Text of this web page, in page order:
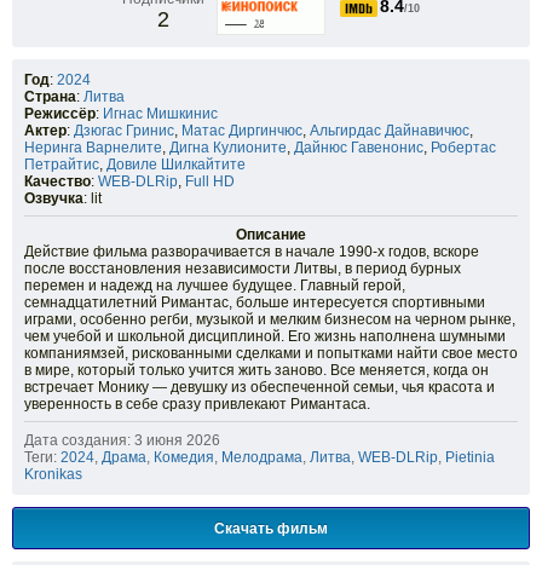
2
8.4/10
Год: 2024
Страна: Литва
Режиссёр: Игнас Мишкинис
Актер: Дзюгас Гринис, Матас Диргинчюс, Альгирдас Дайнавичюс,
Неринга Варнелите, Дигна Кулионите, Дайнюс Гавенонис, Робертас
Петрайтис, Довиле Шилкайтите
Качество: WEB-DLRip, Full HD
Озвучка: lit
Описание
Действие фильма разворачивается в начале 1990-х годов, вскоре
после восстановления независимости Литвы, в период бурных
перемен и надежд на лучшее будущее. Главный герой,
семнадцатилетний Римантас, больше интересуется спортивными
играми, особенно регби, музыкой и мелким бизнесом на черном рынке,
чем учебой и школьной дисциплиной. Его жизнь наполнена шумными
компаниямзей, рискованными сделками и попытками найти свое место
в мире, который только учится жить заново. Все меняется, когда он
встречает Монику — девушку из обеспеченной семьи, чья красота и
уверенность в себе сразу привлекают Римантаса.
Дата создания: 3 июня 2026
Теги: 2024, Драма, Комедия, Мелодрама, Литва, WEB-DLRip, Pietinia
Kronikas
Скачать фильм